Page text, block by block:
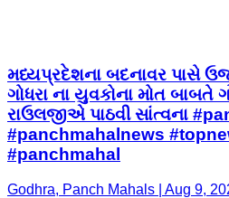
મધ્યપ્રદેશના બદનાવર પાસે
ગોધરા ના યુવકોના મોત બાબતે
રાઉલજીએ પાઠવી સાંત્વના
#panchmahalnews
#panchmahal
Godhra, Panch Mahals | Aug 9,